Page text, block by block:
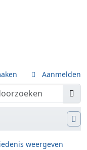
Aanmelden
weergeven